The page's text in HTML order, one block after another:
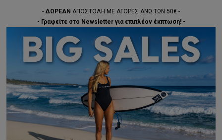
- ΔΩΡΕΑΝ ΑΠΟΣΤΟΛΗ ΜΕ ΑΓΟΡΕΣ ΑΝΩ ΤΩΝ 50€ -
- Γραφείτε στο Newsletter για επιπλέον έκπτωση! -